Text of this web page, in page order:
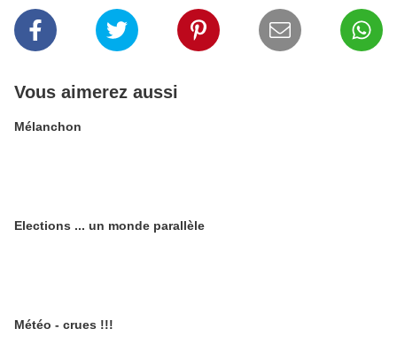
Vous aimerez aussi
Mélanchon
Elections ... un monde parallèle
Météo - crues !!!